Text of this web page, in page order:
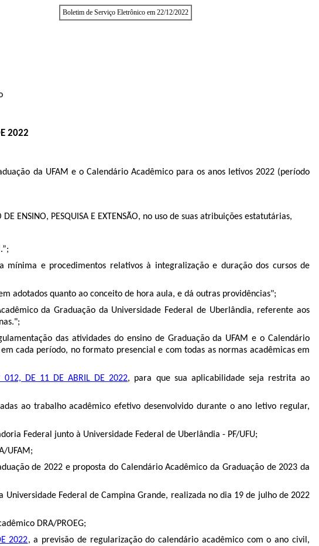
Boletim de Serviço Eletrônico em 22/12/2022
2022
da UFAM e o Calendário Acadêmico para os anos letivos 2022 (período
ENSINO, PESQUISA E EXTENSÃO, no uso de suas atribuições estatutárias,
mínima e procedimentos relativos à integralização e duração dos cursos de
adotados quanto ao conceito de hora aula, e dá outras providências";
da Graduação da Universidade Federal de Uberlândia, referente aos
das atividades do ensino de Graduação da UFAM e o Calendário
cada período, no formato presencial e com todas as normas acadêmicas em
012, DE 11 DE ABRIL DE 2022, para que sua aplicabilidade seja restrita ao
ao trabalho acadêmico efetivo desenvolvido durante o ano letivo regular,
Federal junto à Universidade Federal de Uberlândia - PF/UFU;
UFAM;
de 2022 e proposta do Calendário Acadêmico da Graduação de 2023 da
Federal de Campina Grande, realizada no dia 19 de julho de 2022
DRA/PROEG;
2022, a previsão de regularização do calendário acadêmico com o ano civil,